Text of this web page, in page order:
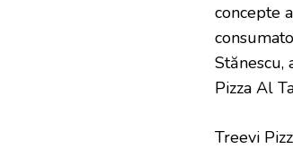
concepte
Stănescu,
Pizza Al
Treevi